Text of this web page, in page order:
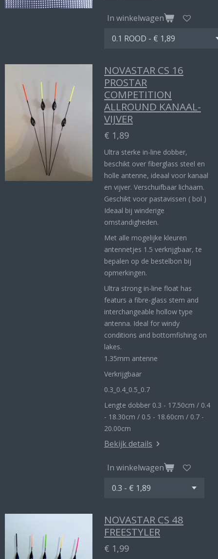
In winkelwagen
NOVASTAR CS 16
PROSTAR
COMPETITION
ALLROUND KANAAL-
VIJVER
€ 1,89
Ultra sterke in-line dobber,
beschikt over fiberglass steel en
holle antenne, ideaal voor kanaal
en vijver. Verschuifbaar lichaam.
Geschikt voor pastavissen ( bol )
Ideaal bij winderige
omstandigheden.
Met alle mogelijke kleuren
antennetjes 1.5 verkrijgbaar, te
bepalen op de bestelbon bij
opmerkingen.
Ultra strong in-line float has
featurs a fibre-glass stem and
interchangeable hollow type
antenna. Ideal for windy
conditions and bottomfishing on
lakes.
1.35mm antenne
Verkrijgbaar
0.3_ 0.4_ 0.5_0.7
Lengte dobber 0.3 - 17.50cm / 0.4
- 18.30cm / 0.5 - 18.60cm / 0.7 -
20.00cm
Bekijk details
In winkelwagen
NOVASTAR CS 48
FREESTYLER
€ 1,99